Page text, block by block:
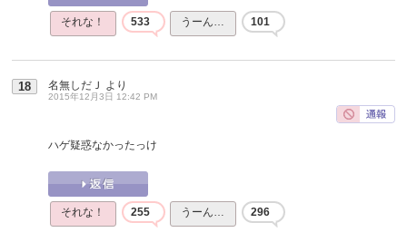
それな！ 533 うーん… 101
18 名無しだＪ より
2015年12月3日 12:42 PM
ハゲ疑惑なかったっけ
それな！ 255 うーん… 296